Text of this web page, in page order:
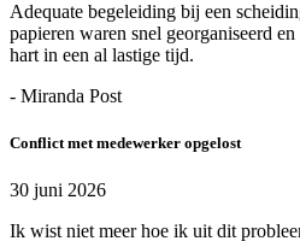
Adequate begeleiding bij een
papieren waren snel georganiseerd
hart in een al lastige tijd.
- Miranda Post
Conflict met medewerker opgelost
30 juni 2026
Ik wist niet meer hoe ik uit dit